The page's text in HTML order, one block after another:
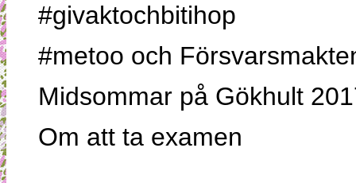
#givaktochbitihop
#metoo och
Midsommar på Gökhult
Om att ta examen